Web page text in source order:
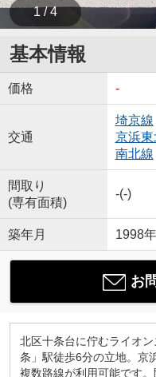
1 / 4
基本情報
価格 -
交通
埼京線
京浜東
南北線
間取り
(専有面積)
-(-)
築年月 1998
お
北区十条台に佇むライオ
条」駅徒歩6分の立地。京
複数路線が利用可能です